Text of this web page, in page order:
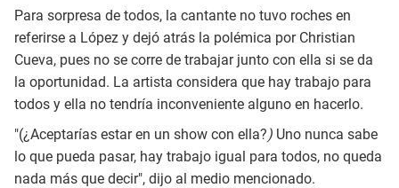
Para sorpresa de todos, la cantante no tuvo roches en
referirse a López y dejó atrás la polémica por Christian
Cueva, pues no se corre de trabajar junto con ella si se da
la oportunidad. La artista considera que hay trabajo para
todos y ella no tendría inconveniente alguno en hacerlo.
"(¿Aceptarías estar en un show con ella?) Uno nunca sabe
lo que pueda pasar, hay trabajo igual para todos, no queda
nada más que decir", dijo al medio mencionado.